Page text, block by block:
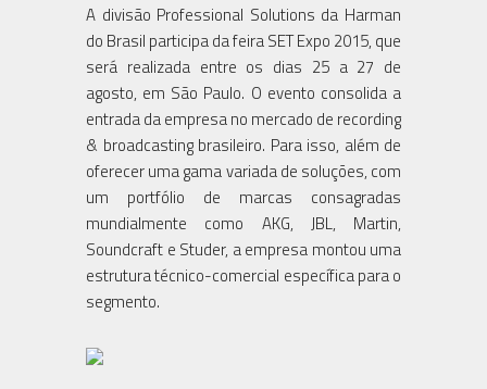
A divisão Professional Solutions da Harman
do Brasil participa da feira SET Expo 2015, que
será realizada entre os dias 25 a 27 de
agosto, em São Paulo. O evento consolida a
entrada da empresa no mercado de recording
& broadcasting brasileiro. Para isso, além de
oferecer uma gama variada de soluções, com
um portfólio de marcas consagradas
mundialmente como AKG, JBL, Martin,
Soundcraft e Studer, a empresa montou uma
estrutura técnico-comercial específica para o
segmento.